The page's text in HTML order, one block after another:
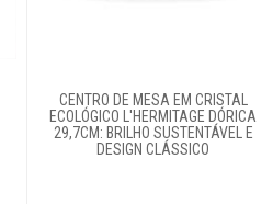
CENTRO DE MESA EM CRISTAL
ECOLÓGICO L'HERMITAGE DÓRICA
29,7CM: BRILHO SUSTENTÁVEL E
DESIGN CLÁSSICO